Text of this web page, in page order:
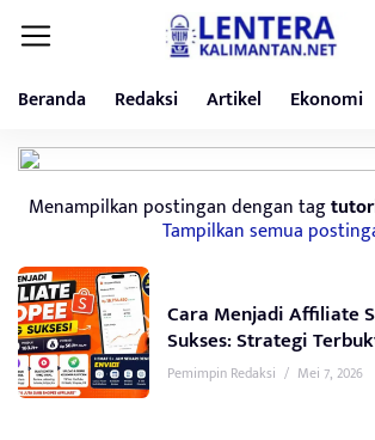
Beranda Redaksi Artikel Ekonomi
Menampilkan postingan dengan tag
Tampilkan semua
Cara Menjadi Affiliate
Sukses: Strategi
Pemimpin Redaksi / Mei 7, 2026